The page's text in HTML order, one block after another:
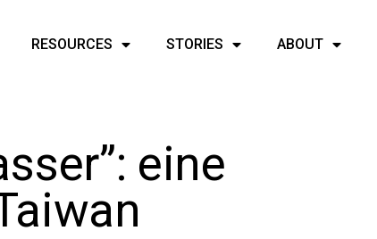
RESOURCES STORIES ABOUT
eine